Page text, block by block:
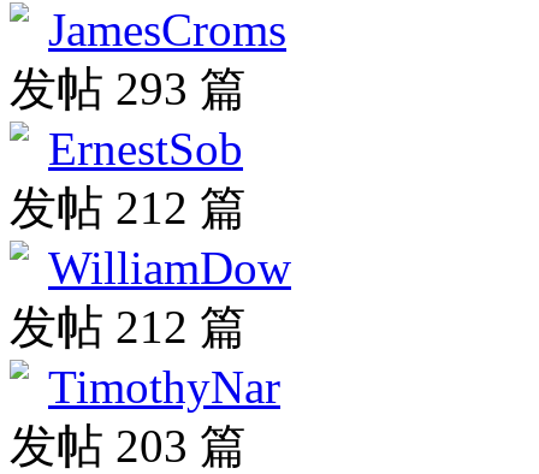
JamesCroms
发帖 293 篇
ErnestSob
发帖 212 篇
WilliamDow
发帖 212 篇
TimothyNar
发帖 203 篇